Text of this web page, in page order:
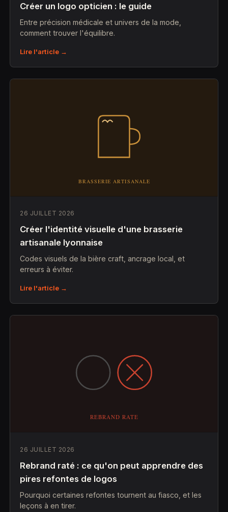
Créer un logo opticien : le guide
Entre précision médicale et univers de la mode,
comment trouver l'équilibre.
Lire l'article →
26 JUILLET 2026
Créer l'identité visuelle d'une brasserie
artisanale lyonnaise
Codes visuels de la bière craft, ancrage local, et
erreurs à éviter.
Lire l'article →
26 JUILLET 2026
Rebrand raté : ce qu'on peut apprendre des
pires refontes de logos
Pourquoi certaines refontes tournent au fiasco, et les
leçons à en tirer.